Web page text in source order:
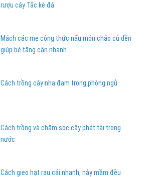
rượu cây Tắc kè đá
Mách các mẹ công thức nấu món cháo củ dền
giúp bé tăng cân nhanh
Cách trồng cây nha đam trong phòng ngủ
Cách trồng và chăm sóc cây phát tài trong
nước
Cách gieo hạt rau cải nhanh, nảy mầm đều